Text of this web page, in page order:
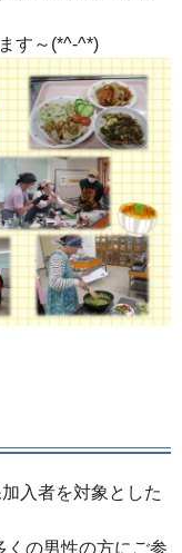
す～(*^-^*)
入者を対象とした
くの男性の方にご参